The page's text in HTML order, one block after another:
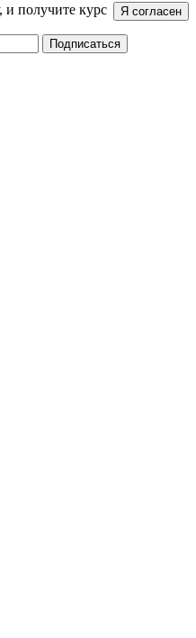
Я согласен
получите курс